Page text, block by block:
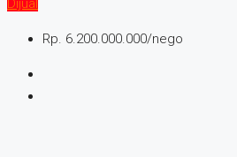
Dijual
Rp. 6.200.000.000/nego